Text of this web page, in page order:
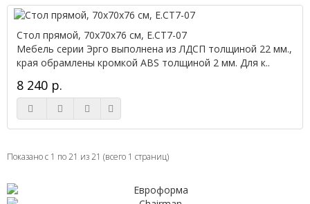
Стол прямой, 70x70x76 см, Е.СТ7-07
Мебель серии Эрго выполнена из ЛДСП толщиной 22 мм.,
края обрамлены кромкой ABS толщиной 2 мм. Для к..
8 240 р.
Показано с 1 по 21 из 21 (всего 1 страниц)